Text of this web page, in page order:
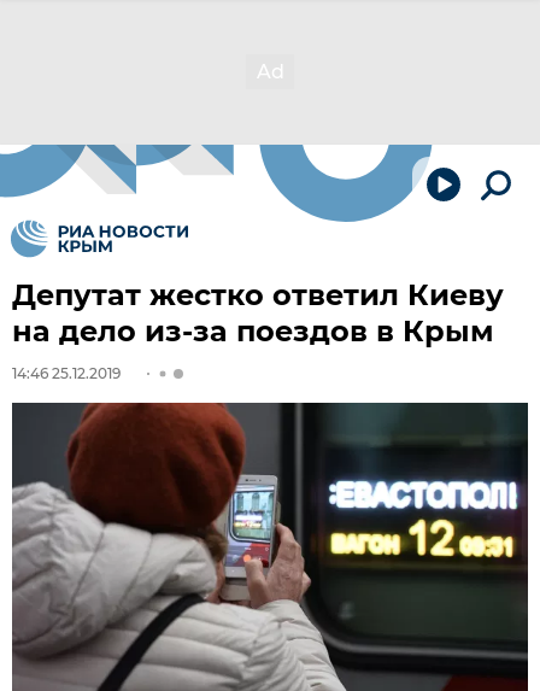
Депутат жестко ответил Киеву
на дело из-за поездов в Крым
14:46 25.12.2019